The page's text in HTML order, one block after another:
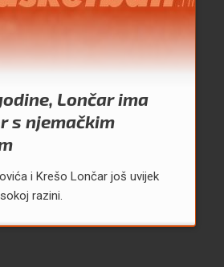
Lončar ima
s njemačkim
i Krešo Lončar još uvijek
razini.